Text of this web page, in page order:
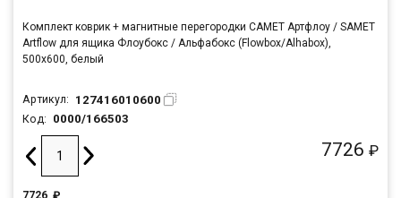
Комплект коврик + магнитные перегородки САМЕТ Артфлоу / SAMET
Artflow для ящика Флоубокс / Альфабокс (Flowbox/Alhabox),
500x600, белый
Артикул: 127416010600
Код: 0000/166503
7726 ₽